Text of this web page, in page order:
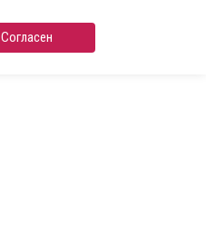
Согласен